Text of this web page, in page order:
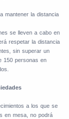
mantener la distancia
se lleven a cabo en
respetar la distancia
sin superar un
150 personas en
a los que se
en mesa, no podrá